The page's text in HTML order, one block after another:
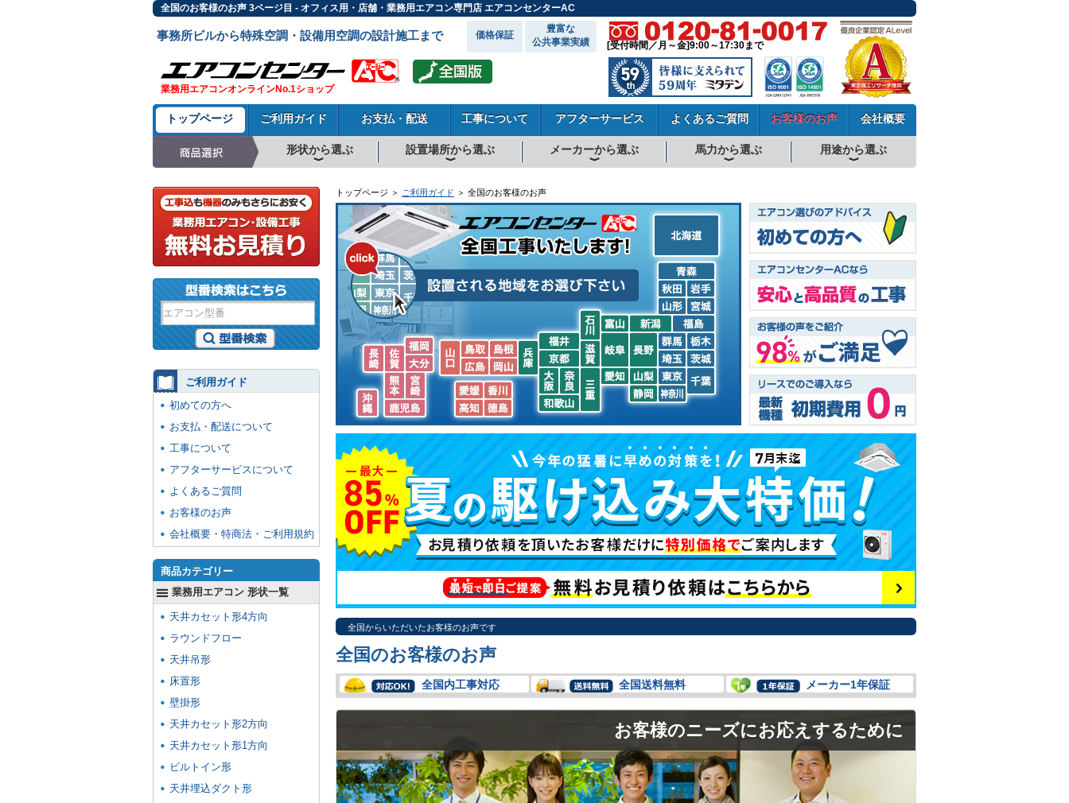
全国のお客様のお声 3ページ目 - オフィス用・店舗・業務用エアコン専門店 エアコンセンターAC
事務所ビルから特殊空調・設備用空調の設計施工まで 価格保証
豊富な
公共事業実績
業務用エアコンオンラインNo.1ショップ
[受付時間／月～金]9:00～17:30まで
トップページ ご利用ガイド お支払・配送 工事について アフターサービス よくあるご質問 お客様のお声 会社概要
形状から選ぶ 設置場所から選ぶ メーカーから選ぶ 馬力から選ぶ 用途から選ぶ
トップページ ＞ ご利用ガイド ＞ 全国のお客様のお声
神奈川
埼玉
大阪
京都
愛知
静岡
北海道
宮城
広島
福岡
茨城
栃木
群馬
滋賀
奈良 三重
岐阜
大分
宮崎
佐賀
長崎
熊本
鹿児島
岩手
福島
青森
秋田
山形
鳥取
岡山
島根
山口
新潟
長野
富山
石川
福井
全国からいただいたお客様のお声です
全国のお客様のお声
全国内工事対応 全国送料無料 メーカー1年保証
お客様のニーズにお応えするために
ご利用ガイド
初めての方へ
お支払・配送について
工事について
アフターサービスについて
よくあるご質問
お客様のお声
会社概要・特商法・ご利用規約
商品カテゴリー
業務用エアコン 形状一覧
天井カセット形4方向
ラウンドフロー
天井吊形
床置形
壁掛形
天井カセット形2方向
天井カセット形1方向
ビルトイン形
天井埋込ダクト形